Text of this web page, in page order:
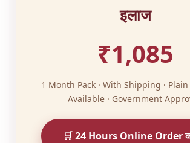
इलाज
₹1,085
1 Month Pack · With Shipping · Plain
Available · Government
🛒 24 Hours Online Order